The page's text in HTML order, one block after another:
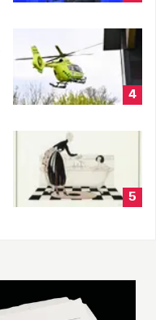
4
5